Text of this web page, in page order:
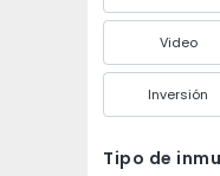
Video
Inversión
Tipo de